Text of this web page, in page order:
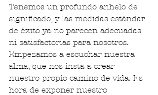
Tenemos un profundo anhelo de
significado, y las medidas estándar
de éxito ya no parecen adecuadas
ni satisfactorias para nosotros.
Empezamos a escuchar nuestra
alma, que nos insta a crear
nuestro propio camino de vida. Es
hora de exponer nuestro